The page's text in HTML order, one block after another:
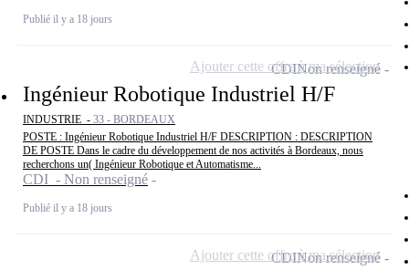
Publié il y a 18 jours
Ingénieur Robotique Industriel H/F
INDUSTRIE - 33 - BORDEAUX
POSTE : Ingénieur Robotique Industriel H/F DESCRIPTION : DESCRIPTION
DE POSTE Dans le cadre du développement de nos activités à Bordeaux, nous
recherchons un( Ingénieur Robotique et Automatisme...
CDI - Non renseigné
Publié il y a 18 jours
CDINon renseigné
Ajouter cette offre à ma sélection
CDINon renseigné
Ajouter cette offre à ma sélection